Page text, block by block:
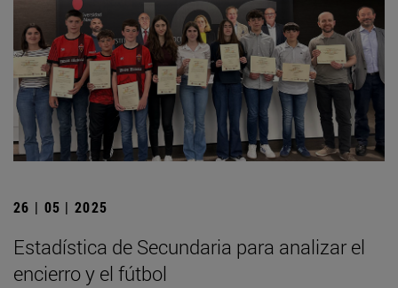
26 | 05 | 2025
Estadística de Secundaria para analizar el
encierro y el fútbol